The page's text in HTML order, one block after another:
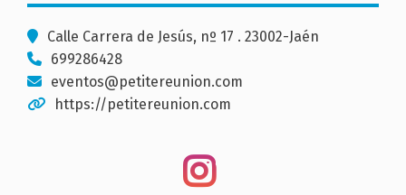
Calle Carrera de Jesús, nº 17 . 23002-Jaén
699286428
eventos@petitereunion.com
https://petitereunion.com